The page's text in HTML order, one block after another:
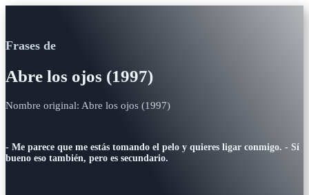
Frases de
Abre los ojos (1997)
Nombre original: Abre los ojos (1997)
- Me parece que me estás tomando el pelo y quieres ligar conmigo. - Sí
bueno eso también, pero es secundario.